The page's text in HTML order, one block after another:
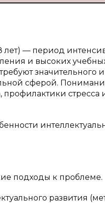
— период
и высоких
значительного
сферой.
подходы к проблеме.
развития